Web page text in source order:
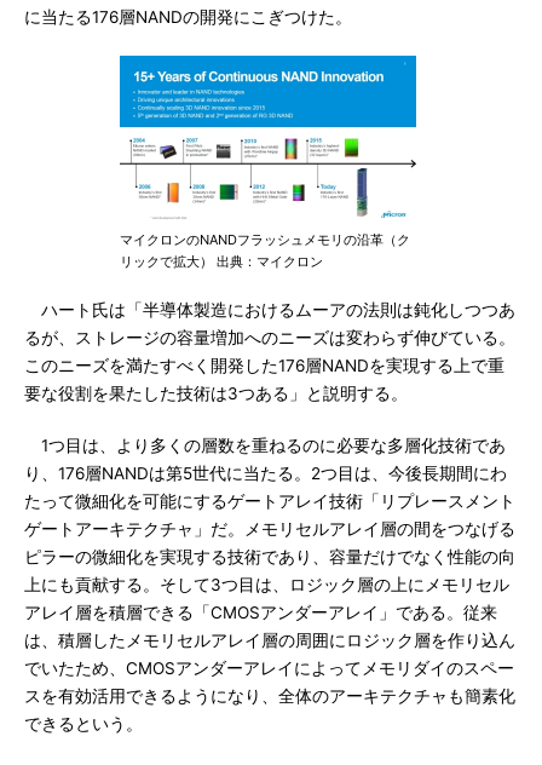
に当たる176層NANDの開発にこぎつけた。
マイクロンのNANDフラッシュメモリの沿革（ク
リックで拡大） 出典：マイクロン
ハート氏は「半導体製造におけるムーアの法則は鈍化しつつあ
るが、ストレージの容量増加へのニーズは変わらず伸びている。
このニーズを満たすべく開発した176層NANDを実現する上で重
要な役割を果たした技術は3つある」と説明する。
1つ目は、より多くの層数を重ねるのに必要な多層化技術であ
り、176層NANDは第5世代に当たる。2つ目は、今後長期間にわ
たって微細化を可能にするゲートアレイ技術「リプレースメント
ゲートアーキテクチャ」だ。メモリセルアレイ層の間をつなげる
ピラーの微細化を実現する技術であり、容量だけでなく性能の向
上にも貢献する。そして3つ目は、ロジック層の上にメモリセル
アレイ層を積層できる「CMOSアンダーアレイ」である。従来
は、積層したメモリセルアレイ層の周囲にロジック層を作り込ん
でいたため、CMOSアンダーアレイによってメモリダイのスペー
スを有効活用できるようになり、全体のアーキテクチャも簡素化
できるという。